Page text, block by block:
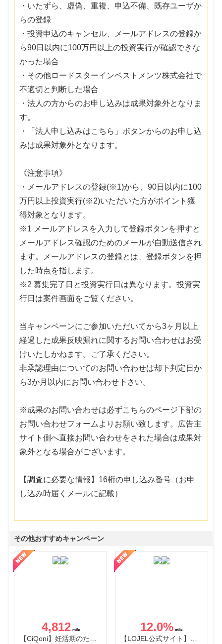
・いたずら、虚偽、重複、申込不備、既存ユーザか
らの登録
・投資申込のキャンセル、メールアドレスの登録か
ら90日以内に100万円以上の投資実行が確認できな
かった場合
・その他ロードスターインベストメンツ株式会社で
不適切と判断した場合
・法人の方からのお申し込みは成果対象外となりま
す。
・「法人申し込みはこちら」ボタンからのお申し込
みは成果対象外となります。
《注意事項》
・メールアドレスの登録(※1)から、90日以内に100
万円以上投資実行(※2)いただいた方がポイント獲
得対象となります。
※1 メールアドレスを入力して登録ボタンを押すと
メールアドレス確認のためのメールが自動送信され
ます。メールアドレスの登録とは、登録ボタンを押
した時点を指します。
※2 募集完了日と投資実行日は異なります。投資実
行日は案件画面をご覧ください。
当キャンペーンにご参加いただいてから3ヶ月以上
経過した成果反映漏れに関するお問い合わせはお受
けいたしかねます。ご了承ください。
非承認理由についてのお問い合わせは却下判定日か
ら3か月以内にお問い合わせ下さい。
※成果のお問い合わせは必ずこちらのページ下部の
お問い合わせフォームよりお願い致します。広告主
サイト側へ直接お問い合わせをされた場合は成果対
象外となる場合がございます。
【調査に必要な情報】16桁の申し込み番号（お申
し込み時届くメールに記載）
その他おすすめキャンペーン
4,812
【CiQoni】妊活期のための葉酸サプリ
12.0%
【LOJEL公式サイト】スーツケース・バッグ